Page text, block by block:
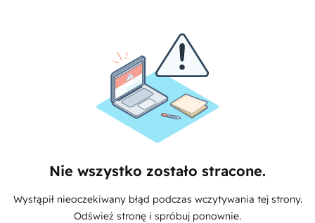
Nie wszystko zostało stracone.
Wystąpił nieoczekiwany błąd podczas wczytywania tej strony.
Odśwież stronę i spróbuj ponownie.